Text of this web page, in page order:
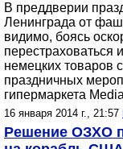
В преддверии
Ленинграда от
видимо, боясь
перестраховаться
немецких товаров
праздничных
гипермаркета
16 января 2014 г., 21:57
Решение ОЗХО